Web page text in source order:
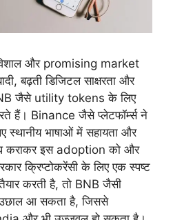
और promising market
बढ़ती डिजिटल साक्षरता और
जैसे utility tokens के लिए
हैं। Binance जैसे प्लेटफॉर्म्स ने
स्थानीय भाषाओं में सहायता और
कराकर इस adoption को और
क्रिप्टोकरेंसी के लिए एक स्पष्ट
करती है, तो BNB जैसी
उछाल आ सकता है, जिससे